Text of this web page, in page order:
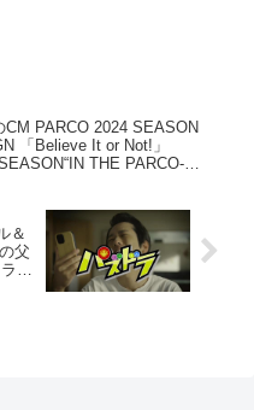
CM PARCO 2024 SEASON
「Believe It or Not!」
THE PARCO-
＆
父